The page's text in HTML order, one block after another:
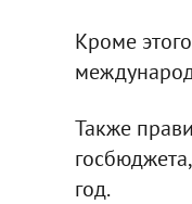
Кроме
Также
год.